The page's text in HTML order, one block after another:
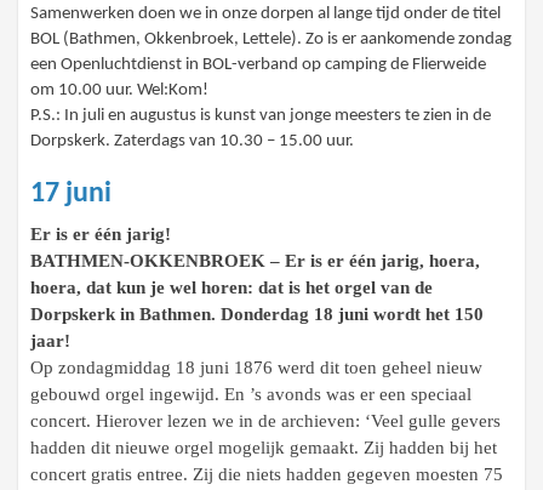
Samenwerken doen we in onze dorpen al lange tijd onder de titel
BOL (Bathmen, Okkenbroek, Lettele). Zo is er aankomende zondag
een Openluchtdienst in BOL-verband op camping de Flierweide
om 10.00 uur. Wel:Kom!
P.S.: In juli en augustus is kunst van jonge meesters te zien in de
Dorpskerk. Zaterdags van 10.30 – 15.00 uur.
17 juni
Er is er één jarig!
BATHMEN-OKKENBROEK – Er is er één jarig, hoera,
hoera, dat kun je wel horen: dat is het orgel van de
Dorpskerk in Bathmen. Donderdag 18 juni wordt het 150
jaar!
Op zondagmiddag 18 juni 1876 werd dit toen geheel nieuw
gebouwd orgel ingewijd. En ’s avonds was er een speciaal
concert. Hierover lezen we in de archieven: ‘Veel gulle gevers
hadden dit nieuwe orgel mogelijk gemaakt. Zij hadden bij het
concert gratis entree. Zij die niets hadden gegeven moesten 75